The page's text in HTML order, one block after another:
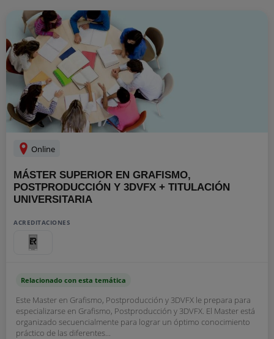
Online
MÁSTER SUPERIOR EN GRAFISMO,
POSTPRODUCCIÓN Y 3DVFX + TITULACIÓN
UNIVERSITARIA
ACREDITACIONES
Relacionado con esta temática
Este Master en Grafismo, Postproducción y 3DVFX le prepara para
especializarse en Grafismo, Postproducción y 3DVFX. El Master está
organizado secuencialmente para lograr un óptimo conocimiento
práctico de las diferentes...